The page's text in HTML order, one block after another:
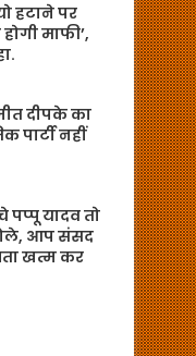
हटाने पर
माफी’,
दीपके का
पार्टी नहीं
पप्पू यादव तो
आप संसद
खत्म कर